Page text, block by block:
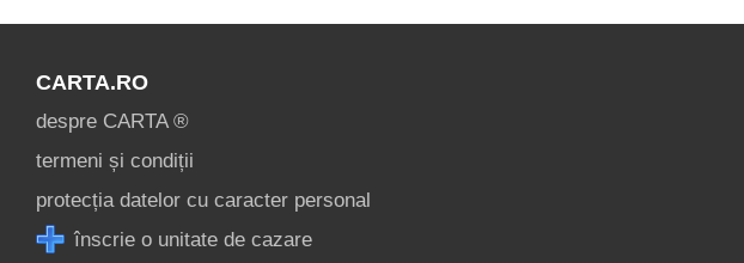
CARTA.RO
despre CARTA ®
termeni și condiții
protecția datelor cu caracter personal
înscrie o unitate de cazare